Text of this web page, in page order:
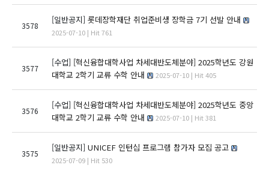
3578
[일반공지] 롯데장학재단 취업준비생 장학금 7기 선발 안내
2025-07-10 | Hit 761
3577
[수업] [혁신융합대학사업 차세대반도체분야] 2025학년도 강원
대학교 2학기 교류 수학 안내
2025-07-10 | Hit 405
3576
[수업] [혁신융합대학사업 차세대반도체분야] 2025학년도 중앙
대학교 2학기 교류 수학 안내
2025-07-10 | Hit 381
3575
[일반공지] UNICEF 인턴십 프로그램 참가자 모집 공고
2025-07-09 | Hit 530